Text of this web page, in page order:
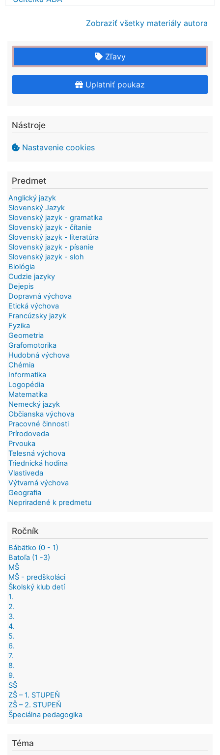
Zobraziť všetky materiály autora
Zľavy
Uplatniť poukaz
Nástroje
Nastavenie cookies
Predmet
Anglický jazyk
Slovenský Jazyk
Slovenský jazyk - gramatika
Slovenský jazyk - čítanie
Slovenský jazyk - literatúra
Slovenský jazyk - písanie
Slovenský jazyk - sloh
Biológia
Cudzie jazyky
Dejepis
Dopravná výchova
Etická výchova
Francúzsky jazyk
Fyzika
Geometria
Grafomotorika
Hudobná výchova
Chémia
Informatika
Logopédia
Matematika
Nemecký jazyk
Občianska výchova
Pracovné činnosti
Prírodoveda
Prvouka
Telesná výchova
Triednická hodina
Vlastiveda
Výtvarná výchova
Geografia
Nepriradené k predmetu
Ročník
Bábätko (0 - 1)
Batoľa (1 -3)
MŠ
MŠ - predškoláci
Školský klub detí
1.
2.
3.
4.
5.
6.
7.
8.
9.
SŠ
ZŠ – 1. STUPEŇ
ZŠ – 2. STUPEŇ
Špeciálna pedagogika
Téma